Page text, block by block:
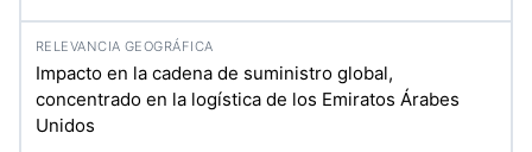
Impacto en la cadena de suministro global,
concentrado en la logística de los Emiratos Árabes
Unidos